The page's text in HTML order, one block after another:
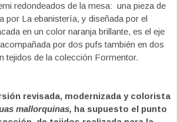
redondeados de la mesa: una pieza de
por La ebanistería, y diseñada por el
en un color naranja brillante, es el eje
por dos pufs también en dos
tejidos de la colección Formentor.
revisada, modernizada y colorista
mallorquinas, ha supuesto el punto